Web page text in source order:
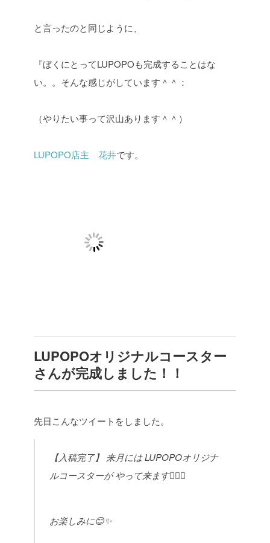
と言ったのと同じように、
『ぼくにとってLUPOPOも完成することはな
い。。そんな感じがしています＾＾：
（やりたい事って沢山あります＾＾）
LUPOPO店主 花井です。
LUPOPOオリジナルコースター
さんが完成しました！！
先日こんなツイートをしました。
【入稿完了】 来月にはLUPOPOオリジナ
ルコースターがやって来ます🙆‍♂️✨
お楽しみに😊✨